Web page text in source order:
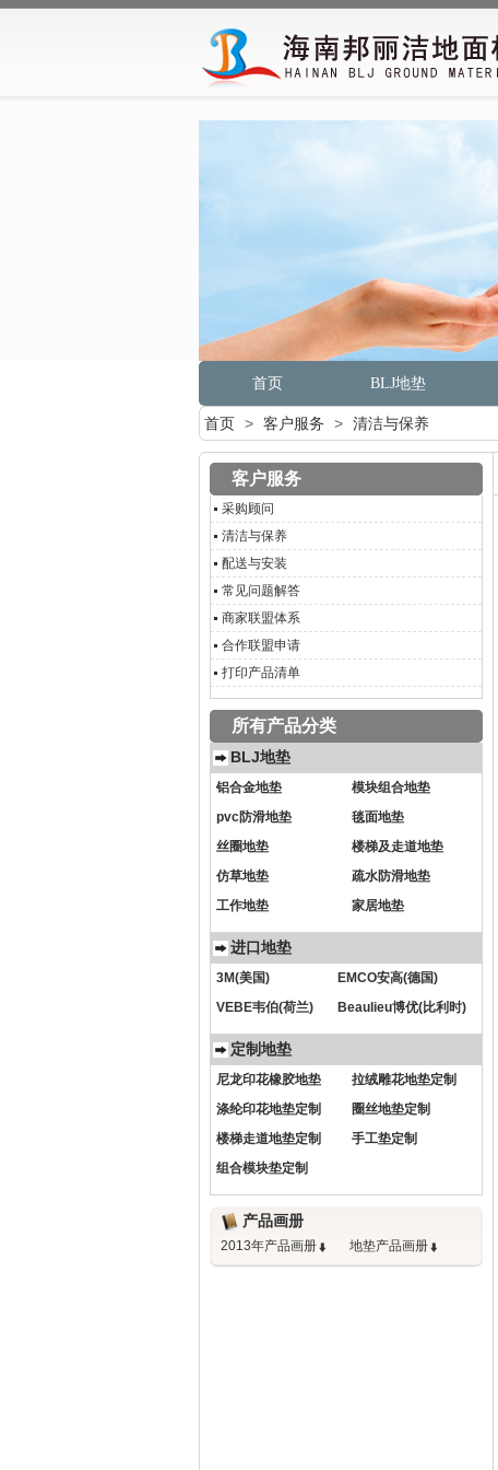
首页 BLJ地垫
首页 > 客户服务 > 清洁与保养
客户服务
采购顾问
清洁与保养
配送与安装
常见问题解答
商家联盟体系
合作联盟申请
打印产品清单
所有产品分类
BLJ地垫
铝合金地垫
模块组合地垫
pvc防滑地垫
毯面地垫
丝圈地垫
楼梯及走道地垫
仿草地垫
疏水防滑地垫
工作地垫
家居地垫
进口地垫
3M(美国)
EMCO安高(德国)
VEBE韦伯(荷兰)
Beaulieu博优(比利时)
定制地垫
尼龙印花橡胶地垫
拉绒雕花地垫定制
涤纶印花地垫定制
圈丝地垫定制
楼梯走道地垫定制
手工垫定制
组合模块垫定制
产品画册
2013年产品画册 地垫产品画册